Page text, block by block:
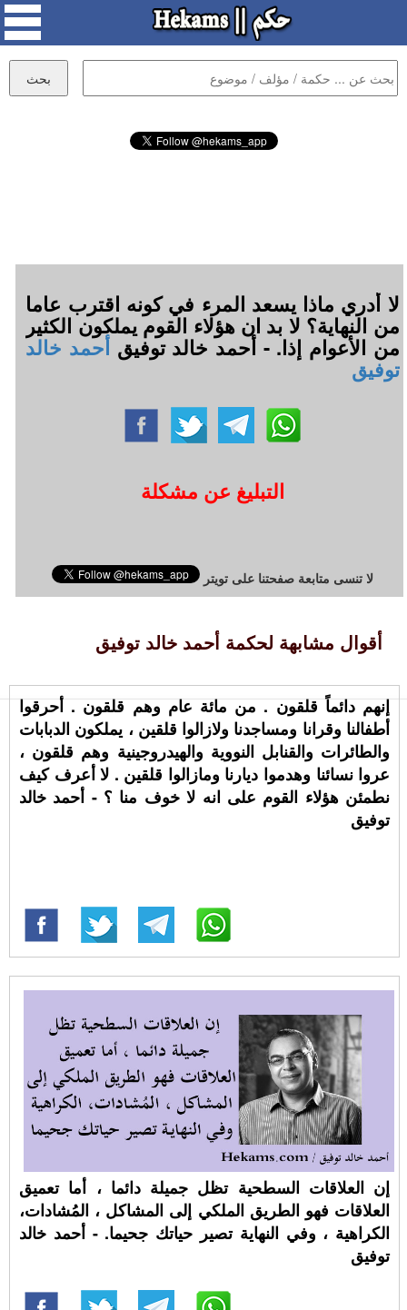
لا أدري ماذا يسعد المرء في كونه اقترب عاما
من النهاية؟ لا بد ان هؤلاء القوم يملكون الكثير
من الأعوام إذا. - أحمد خالد توفيق أحمد خالد
توفيق
التبليغ عن مشكلة
لا تنسى متابعة صفحتنا على تويتر
أقوال مشابهة لحكمة أحمد خالد توفيق
إنهم دائماً قلقون . من مائة عام وهم قلقون . أحرقوا
أطفالنا وقرانا ومساجدنا ولازالوا قلقين ، يملكون الدبابات
والطائرات والقنابل النووية والهيدروجينية وهم قلقون ،
عروا نسائنا وهدموا ديارنا ومازالوا قلقين . لا أعرف كيف
نطمئن هؤلاء القوم على انه لا خوف منا ؟ - أحمد خالد
توفيق
إن العلاقات السطحية تظل جميلة دائما ، أما تعميق
العلاقات فهو الطريق الملكي إلى المشاكل ، المُشادات،
الكراهية ، وفي النهاية تصير حياتك جحيما. - أحمد خالد
توفيق